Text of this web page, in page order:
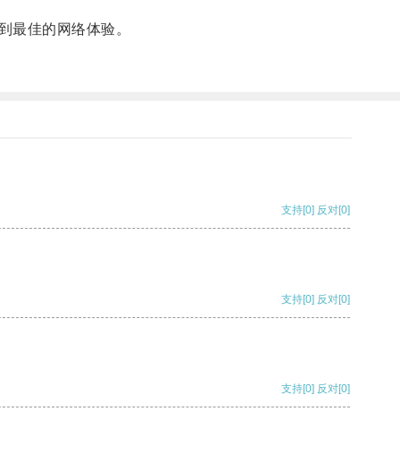
佳的网络体验。
支持[0] 反对[0]
支持[0] 反对[0]
支持[0] 反对[0]